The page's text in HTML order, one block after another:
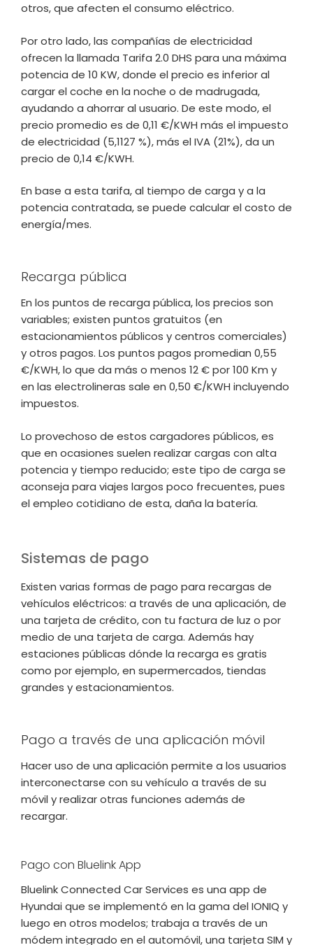
otros, que afecten el consumo eléctrico.
Por otro lado, las compañías de electricidad
ofrecen la llamada Tarifa 2.0 DHS para una máxima
potencia de 10 KW, donde el precio es inferior al
cargar el coche en la noche o de madrugada,
ayudando a ahorrar al usuario. De este modo, el
precio promedio es de 0,11 €/KWH más el impuesto
de electricidad (5,1127 %), más el IVA (21%), da un
precio de 0,14 €/KWH.
En base a esta tarifa, al tiempo de carga y a la
potencia contratada, se puede calcular el costo de
energía/mes.
Recarga pública
En los puntos de recarga pública, los precios son
variables; existen puntos gratuitos (en
estacionamientos públicos y centros comerciales)
y otros pagos. Los puntos pagos promedian 0,55
€/KWH, lo que da más o menos 12 € por 100 Km y
en las electrolineras sale en 0,50 €/KWH incluyendo
impuestos.
Lo provechoso de estos cargadores públicos, es
que en ocasiones suelen realizar cargas con alta
potencia y tiempo reducido; este tipo de carga se
aconseja para viajes largos poco frecuentes, pues
el empleo cotidiano de esta, daña la batería.
Sistemas de pago
Existen varias formas de pago para recargas de
vehículos eléctricos: a través de una aplicación, de
una tarjeta de crédito, con tu factura de luz o por
medio de una tarjeta de carga. Además hay
estaciones públicas dónde la recarga es gratis
como por ejemplo, en supermercados, tiendas
grandes y estacionamientos.
Pago a través de una aplicación móvil
Hacer uso de una aplicación permite a los usuarios
interconectarse con su vehículo a través de su
móvil y realizar otras funciones además de
recargar.
Pago con Bluelink App
Bluelink Connected Car Services es una app de
Hyundai que se implementó en la gama del IONIQ y
luego en otros modelos; trabaja a través de un
módem integrado en el automóvil, una tarjeta SIM y